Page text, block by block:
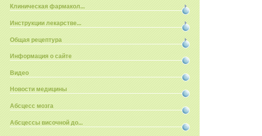
Клиническая фармакол...
Инструкции лекарстве...
Общая рецептура
Информация о сайте
Видео
Новости медицины
Абсцесс мозга
Абсцессы височной до...